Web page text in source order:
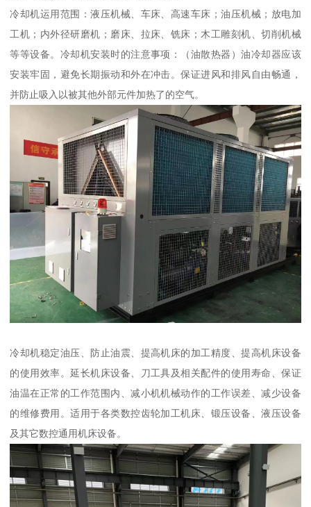
冷却机运用范围：液压机械、车床、高速车床；油压机械；放电加
工机；内外径研磨机；磨床、拉床、铣床；木工雕刻机、切削机械
等等设备。冷却机安装时的注意事项：（油散热器）油冷却器应该
安装牢固，避免长期振动和外在冲击。保证进风和排风自由畅通，
并防止吸入以被其他外部元件加热了的空气。
冷却机稳定油压、防止油震、提高机床的加工精度、提高机床设备
的使用效率。延长机床设备、刀工具及相关配件的使用寿命、保证
油温在正常的工作范围内、减小机机械动作的工作误差、减少设备
的维修费用。适用于各类数控齿轮加工机床、锻压设备、液压设备
及其它数控通用机床设备。